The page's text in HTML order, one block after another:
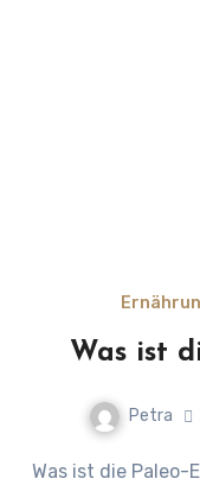
Was ist
Petra
Was ist die Paleo-Ernährung: Zurück zu den Wurzeln